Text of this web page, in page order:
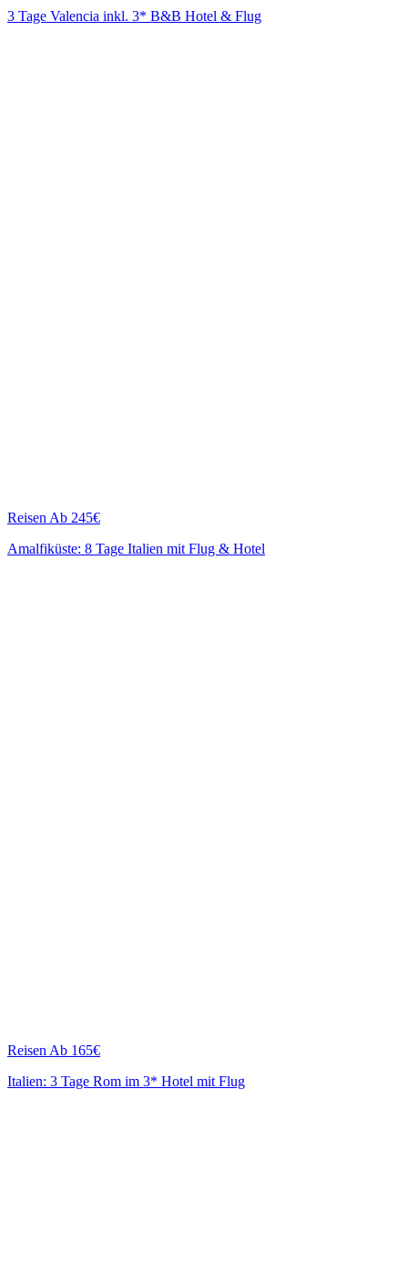
3 Tage Valencia inkl. 3* B&B Hotel & Flug
Reisen Ab 245€
Amalfiküste: 8 Tage Italien mit Flug & Hotel
Reisen Ab 165€
Italien: 3 Tage Rom im 3* Hotel mit Flug